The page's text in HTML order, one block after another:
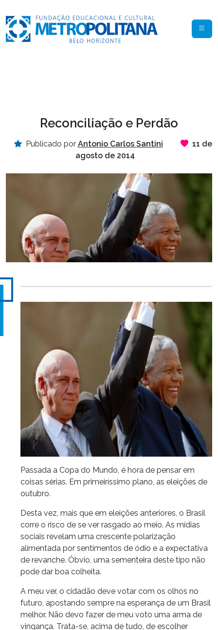
Reconciliação e Perdão
Publicado por Antonio Carlos Santini
11 de
agosto de 2014
Passada a Copa do Mundo, é hora de pensar em
coisas sérias. Em primeiríssimo plano, as eleições de
outubro.
Desta vez, mais que em eleições anteriores, o Brasil
corre o risco de se ver rasgado ao meio. As mídias
sociais revelam uma crescente polarização
alimentada por sentimentos de ódio e a expectativa
de revanche. Óbvio, uma sementeira deste tipo não
pode dar boa colheita.
A meu ver, o cidadão deve votar com os olhos no
futuro, apostando sempre na esperança de um Brasil
melhor. Não devo fazer de meu voto uma arma de
vingança. Trata-se, acima de tudo, de escolher